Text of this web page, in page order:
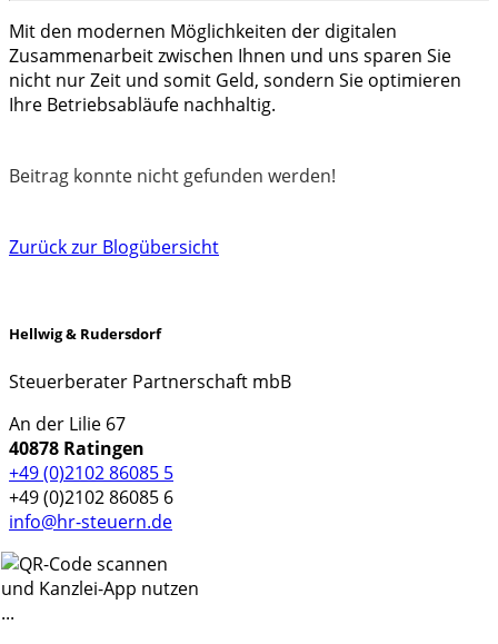
Mit den modernen Möglichkeiten der digitalen
Zusammenarbeit zwischen Ihnen und uns sparen Sie
nicht nur Zeit und somit Geld, sondern Sie optimieren
Ihre Betriebsabläufe nachhaltig.
Beitrag konnte nicht gefunden werden!
Zurück zur Blogübersicht
Hellwig & Rudersdorf
Steuerberater Partnerschaft mbB
An der Lilie 67
40878 Ratingen
+49 (0)2102 86085 5
+49 (0)2102 86085 6
info@hr-steuern.de